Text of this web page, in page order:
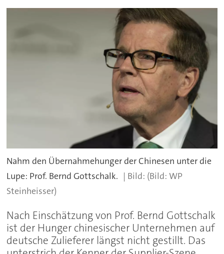
Nahm den Übernahmehunger der Chinesen unter die
Lupe: Prof. Bernd Gottschalk.
(Bild: WP
Steinheisser)
Nach Einschätzung von Prof. Bernd Gottschalk
ist der Hunger chinesischer Unternehmen auf
deutsche Zulieferer längst nicht gestillt. Das